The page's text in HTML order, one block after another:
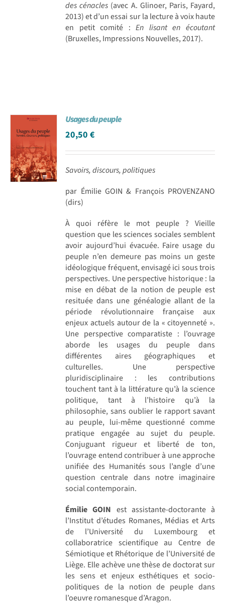
des cénacles (avec A. Glinoer, Paris, Fayard,
2013) et d’un essai sur la lecture à voix haute
en petit comité :En lisant en écoutant
(Bruxelles, Impressions Nouvelles, 2017).
Usages du peuple
20,50€
Savoirs, discours, politiques
par Émilie GOIN & François PROVENZANO
(dirs)
À quoi réfère le mot peuple ? Vieille
question que les sciences sociales semblent
avoir aujourd’hui évacuée. Faire usage du
peuple n’en demeure pas moins un geste
idéologique fréquent, envisagé ici sous trois
perspectives. Une perspective historique : la
mise en débat de la notion de peuple est
resituée dans une généalogie allant de la
période révolutionnaire française aux
enjeux actuels autour de la « citoyenneté ».
Une perspective comparatiste : l’ouvrage
aborde les usages du peuple dans
différentes aires géographiques et
culturelles. Une perspective
pluridisciplinaire : les contributions
touchent tant à la littérature qu’à la science
politique, tant à l’histoire qu’à la
philosophie, sans oublier le rapport savant
au peuple, lui-même questionné comme
pratique engagée au sujet du peuple.
Conjuguant rigueur et liberté de ton,
l’ouvrage entend contribuer à une approche
unifiée des Humanités sous l’angle d’une
question centrale dans notre imaginaire
social contemporain.
Émilie GOIN est assistante-doctorante à
l’Institut d’études Romanes, Médias et Arts
de l’Université du Luxembourg et
collaboratrice scientifique au Centre de
Sémiotique et Rhétorique de l’Université de
Liège. Elle achève une thèse de doctorat sur
les sens et enjeux esthétiques et socio-
politiques de la notion de peuple dans
l’oeuvre romanesque d’Aragon.